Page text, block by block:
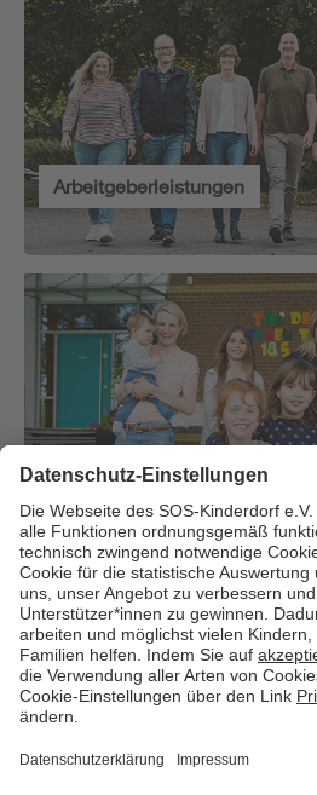
Arbeitgeberleistungen